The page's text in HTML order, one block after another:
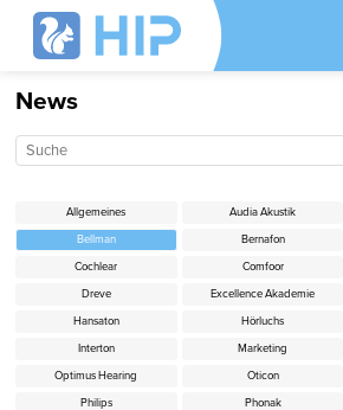
News
Allgemeines Audia Akustik
Bellman
Bernafon
Cochlear
Comfoor
Dreve
Excellence Akademie
Hansaton
Hörluchs
Interton
Marketing
Optimus Hearing
Oticon
Philips
Phonak